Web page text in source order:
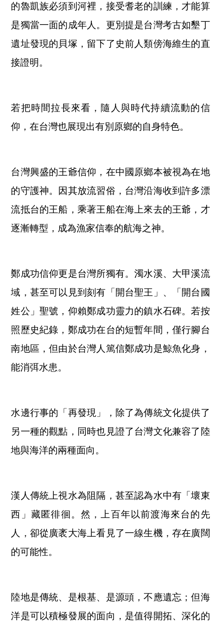
的魯凱族必須到河裡，接受耆老的訓練，才能算
是獨當一面的成年人。更別提是台灣考古如墾丁
遺址發現的貝塚，留下了史前人類傍海維生的直
接證明。
若把時間拉長來看，隨人與時代持續流動的信
仰，在台灣也展現出有別原鄉的自身特色。
台灣興盛的王爺信仰，在中國原鄉本被視為在地
的守護神。因其放流習俗，台灣沿海收到許多漂
流抵台的王船，乘著王船在海上來去的王爺，才
逐漸轉型，成為漁家信奉的航海之神。
鄭成功信仰更是台灣所獨有。濁水溪、大甲溪流
域，甚至可以見到刻有「開台聖王」、「開台國
姓公」聖號，仰賴鄭成功靈力的鎮水石碑。若按
照歷史紀錄，鄭成功在台的短暫年間，僅行腳台
南地區，但由於台灣人篤信鄭成功是鯨魚化身，
能消弭水患。
水邊行事的「再發現」，除了為傳統文化提供了
另一種的觀點，同時也見證了台灣文化兼容了陸
地與海洋的兩種面向。
漢人傳統上視水為阻隔，甚至認為水中有「壞東
西」藏匿徘徊。然，上百年以前渡海來台的先
人，卻從廣袤大海上看見了一線生機，存在廣闊
的可能性。
陸地是傳統、是根基、是源頭，不應遺忘；但海
洋是可以積極發展的面向，是值得開拓、深化的